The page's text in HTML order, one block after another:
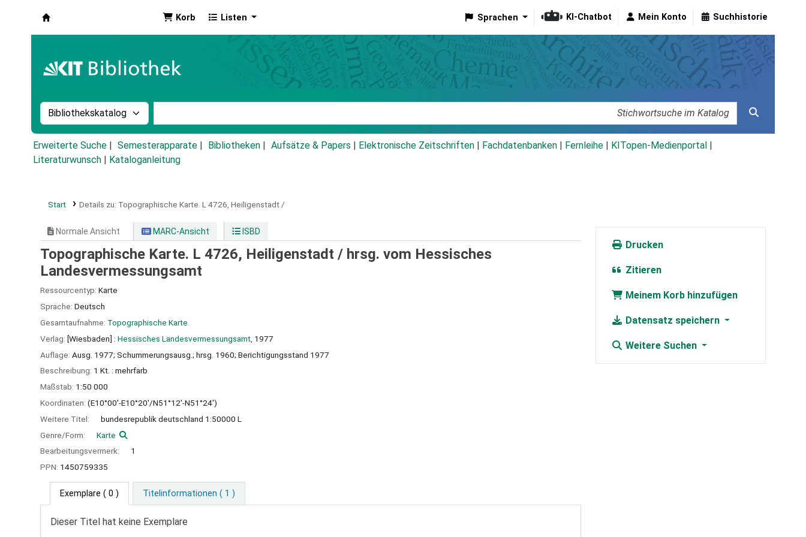
Korb Listen Sprachen KI-Chatbot Mein Konto Suchhistorie
Suche im Katalog nach:
Erweiterte Suche Semesterapparate Bibliotheken Aufsätze & Papers Elektronische Zeitschriften Fachdatenbanken Fernleihe KITopen-Medienportal
Literaturwunsch
Kataloganleitung
Start Details zu: Topographische Karte. L 4726, Heiligenstadt /
Normale Ansicht MARC-Ansicht ISBD
Topographische Karte. L 4726, Heiligenstadt / hrsg. vom Hessisches
Landesvermessungsamt
Ressourcentyp: Karte
Sprache: Deutsch
Gesamtaufnahme: Topographische Karte.
Verlag: [Wiesbaden] : Hessisches Landesvermessungsamt, 1977
Auflage: Ausg. 1977; Schummerungsausg.; hrsg. 1960; Berichtigungsstand 1977
Beschreibung: 1 Kt. : mehrfarb
Maßstab: 1:50 000
Koordinaten: (E10°00'-E10°20'/N51°12'-N51°24')
Weitere Titel:
bundesrepublik deutschland 1:50000 L
Genre/Form:
Karte
Bearbeitungsvermerk:
1
PPN: 1450759335
Exemplare ( 0 ) Titelinformationen ( 1 )
Dieser Titel hat keine Exemplare
Drucken
Zitieren
Meinem Korb hinzufügen
Datensatz speichern
Weitere Suchen